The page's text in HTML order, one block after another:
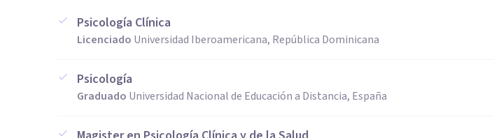
Psicología Clínica
Licenciado Universidad Iberoamericana, República Dominicana
Psicología
Graduado Universidad Nacional de Educación a Distancia, España